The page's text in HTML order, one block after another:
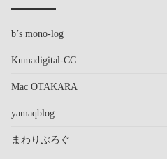
b’s mono-log
Kumadigital-CC
Mac OTAKARA
yamaqblog
まわりぶろぐ